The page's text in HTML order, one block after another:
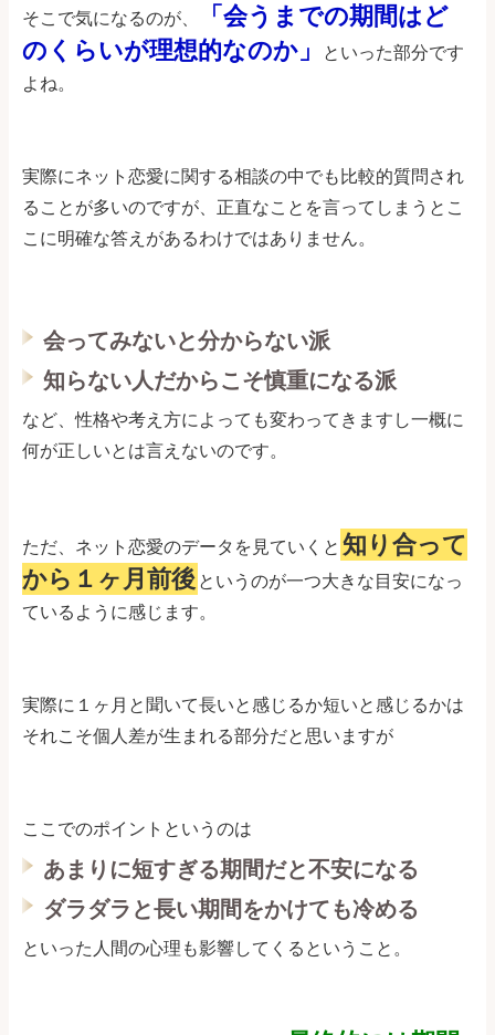
そこで気になるのが、
「会うまでの期間はど
のくらいが理想的なのか」
といった部分です
よね。
実際にネット恋愛に関する相談の中でも比較的質問され
ることが多いのですが、正直なことを言ってしまうとこ
こに明確な答えがあるわけではありません。
会ってみないと分からない派
知らない人だからこそ慎重になる派
など、性格や考え方によっても変わってきますし一概に
何が正しいとは言えないのです。
ただ、ネット恋愛のデータを見ていくと 知り合って
から１ヶ月前後 というのが一つ大きな目安になっ
ているように感じます。
実際に１ヶ月と聞いて長いと感じるか短いと感じるかは
それこそ個人差が生まれる部分だと思いますが
ここでのポイントというのは
あまりに短すぎる期間だと不安になる
ダラダラと長い期間をかけても冷める
といった人間の心理も影響してくるということ。